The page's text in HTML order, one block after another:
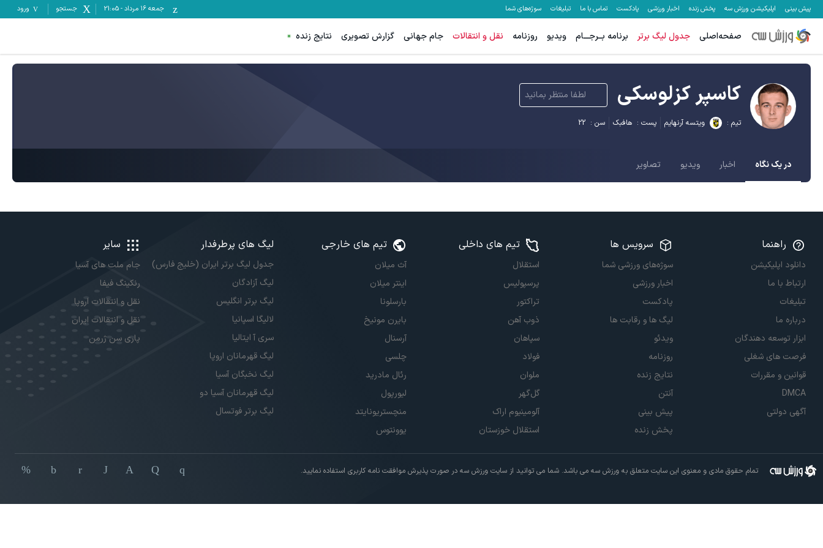
پیش بینی اپلیکیشن ورزش سه پخش زنده اخبار ورزشی پادکست تماس با ما تبلیغات سوژه‌های شما جمعه ۱۶ مرداد -
21:05 جستجو ورود
صفحه‌اصلی جدول لیگ برتر برنامه بــرجـــام ویدیو روزنامه نقل و انتقالات جام جهانی گزارش تصویری نتایج زنده
کاسپر کزلوسکی لطفا منتظر بمانید
تیم : ویتسه آرنهایم پست : هافبک سن : 22
در یک نگاه اخبار ویدیو تصاویر
راهنما
دانلود اپلیکیشن
ارتباط با ما
تبلیغات
درباره ما
ابزار توسعه دهندگان
فرصت های شغلی
قوانین و مقررات
DMCA
آگهی دولتی
سرویس ها
سوژه‌های ورزشی شما
اخبار ورزشی
پادکست
لیگ ها و رقابت ها
ویدئو
روزنامه
نتایج زنده
آنتن
پیش بینی
پخش زنده
تیم های داخلی
استقلال
پرسپولیس
تراکتور
ذوب آهن
سپاهان
فولاد
ملوان
گل‌گهر
آلومینیوم اراک
استقلال خوزستان
تیم های خارجی
آث میلان
اینتر میلان
بارسلونا
بایرن مونیخ
آرسنال
چلسی
رئال مادرید
لیورپول
منچستریونایتد
یوونتوس
لیگ های پرطرفدار
جدول لیگ برتر ایران (خلیج فارس)
لیگ آزادگان
لیگ برتر انگلیس
لالیگا اسپانیا
سری آ ایتالیا
لیگ قهرمانان اروپا
لیگ نخبگان آسیا
لیگ قهرمانان آسیا دو
لیگ برتر فوتسال
سایر
جام ملت های آسیا
رنکینگ فیفا
نقل و انتقالات اروپا
نقل و انتقالات ایران
پاری سن ژرمن
تمام حقوق مادی و معنوی این سایت متعلق به ورزش سه می باشد. شما می توانید از سایت ورزش سه در صورت پذیرش موافقت نامه کاربری استفاده نمایید.